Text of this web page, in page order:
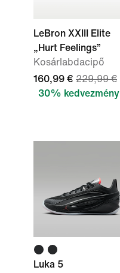
LeBron XXIII Elite
„Hurt Feelings”
Kosárlabdacipő
160,99 € 229,99 €
30% kedvezmény
Luka 5